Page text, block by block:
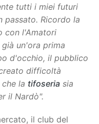
tutti i miei futuri
Ricordo la
con l'Amatori
un'ora prima
d'occhio, il pubblico
difficoltà
la tifoseria sia
il Nardò".
il club del